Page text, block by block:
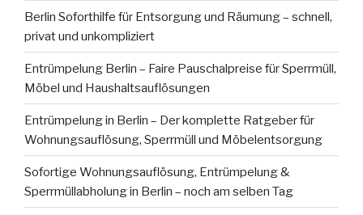
Berlin Soforthilfe für Entsorgung und Räumung – schnell,
privat und unkompliziert
Entrümpelung Berlin – Faire Pauschalpreise für Sperrmüll,
Möbel und Haushaltsauflösungen
Entrümpelung in Berlin – Der komplette Ratgeber für
Wohnungsauflösung, Sperrmüll und Möbelentsorgung
Sofortige Wohnungsauflösung, Entrümpelung &
Sperrmüllabholung in Berlin – noch am selben Tag